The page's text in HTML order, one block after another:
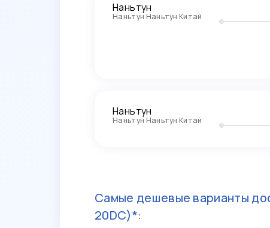
Наньтун
Наньтун Наньтун Китай
Наньтун
Наньтун Наньтун Китай
Самые дешевые варианты
20DC)*: